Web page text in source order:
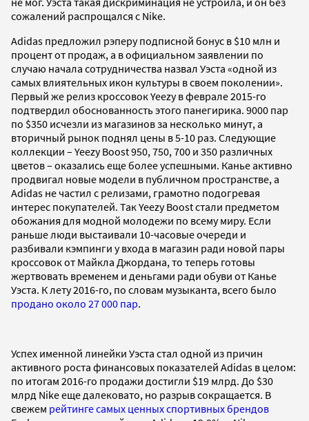
сожалений распрощался с Nike.
Adidas предложил рэперу подписной бонус в $10 млн и
процент от продаж, а в официальном заявлении по
случаю начала сотрудничества назвал Уэста «одной из
самых влиятельных икон культуры в своем поколении».
Первый же релиз кроссовок Yeezy в феврале 2015-го
подтвердил обоснованность этого панегирика. 9000 пар
по $350 исчезли из магазинов за несколько минут, а
вторичный рынок поднял цены в 5-10 раз. Следующие
коллекции – Yeezy Boost 950, 750, 700 и 350 различных
цветов – оказались еще более успешными. Канье активно
продвигал новые модели в публичном пространстве, а
Adidas не частил с релизами, грамотно подогревая
интерес покупателей. Так Yeezy Boost стали предметом
обожания для модной молодежи по всему миру. Если
раньше люди выстаивали 10-часовые очереди и
разбивали кэмпинги у входа в магазин ради новой пары
кроссовок от Майкла Джордана, то теперь готовы
жертвовать временем и деньгами ради обуви от Канье
Уэста. К лету 2016-го, по словам музыканта, всего было
продано около 27 000 пар.
Успех именной линейки Уэста стал одной из причин
активного роста финансовых показателей Adidas в целом:
по итогам 2016-го продажи достигли $19 млрд. До $30
млрд Nike еще далековато, но разрыв сокращается. В
свежем рейтинге самых ценных спортивных брендов